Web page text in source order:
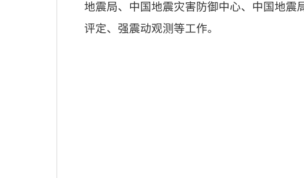
地震局、中国地震灾害防御中心、中国地震
评定、强震动观测等工作。